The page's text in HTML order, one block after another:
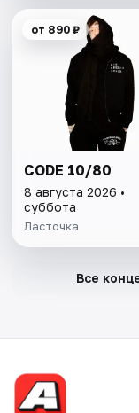
от 890 ₽
CODE 10/80
8 августа 2026 •
суббота
Ласточка
Все